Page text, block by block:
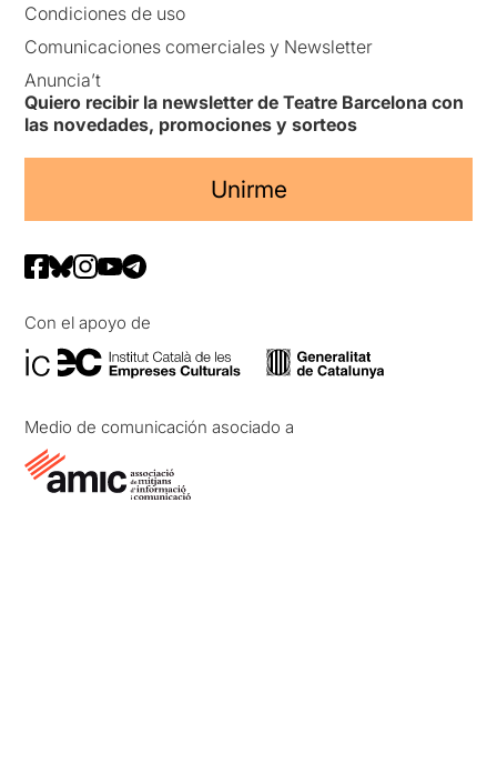
Condiciones de uso
Comunicaciones comerciales y Newsletter
Anuncia’t
Quiero recibir la newsletter de Teatre Barcelona con
las novedades, promociones y sorteos
Unirme
Con el apoyo de
Medio de comunicación asociado a